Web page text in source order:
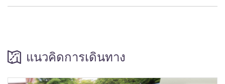
แนวคิดการเดินทาง